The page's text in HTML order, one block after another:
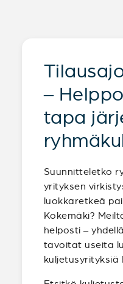
–
tapa
Suunnitteletko
yrityksen
luokkaretkeä
Kokemäki?
helposti –
tavoitat useita
kuljetusyrityksiä